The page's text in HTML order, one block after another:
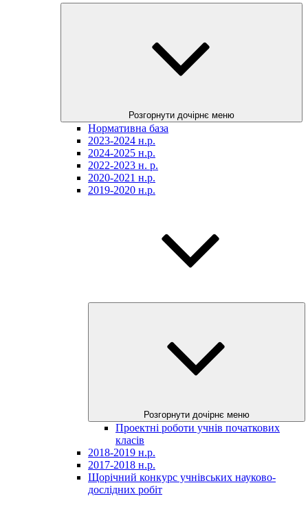
Розгорнути дочірнє меню
Нормативна база
2023-2024 н.р.
2024-2025 н.р.
2022-2023 н. р.
2020-2021 н.р.
2019-2020 н.р.
Розгорнути дочірнє меню
Проектні роботи учнів початкових
класів
2018-2019 н.р.
2017-2018 н.р.
Щорічний конкурс учнівських науково-
дослідних робіт